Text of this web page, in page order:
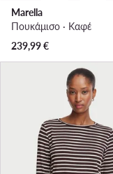
Marella
Πουκάμισο · Καφέ
239,99€